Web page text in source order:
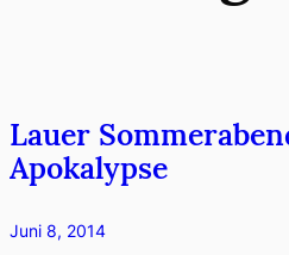
Lauer
Apokalypse
Juni 8, 2014